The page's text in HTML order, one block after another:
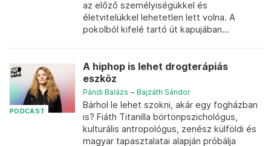
az előző személyiségükkel és
életvitelükkel lehetetlen lett volna. A
pokolból kifelé tartó út kapujában...
PODCAST
A hiphop is lehet drogterápiás
eszköz
Pándi Balázs – Bajzáth Sándor
Bárhol le lehet szokni, akár egy fogházban
is? Fiáth Titanilla börtönpszichológus,
kulturális antropológus, zenész külföldi és
magyar tapasztalatai alapján próbálja